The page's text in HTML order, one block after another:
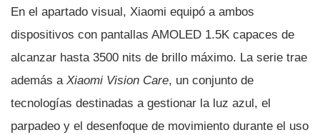
En el apartado visual, Xiaomi equipó a ambos
dispositivos con pantallas AMOLED 1.5K capaces de
alcanzar hasta 3500 nits de brillo máximo. La serie trae
además a Xiaomi Vision Care, un conjunto de
tecnologías destinadas a gestionar la luz azul, el
parpadeo y el desenfoque de movimiento durante el uso